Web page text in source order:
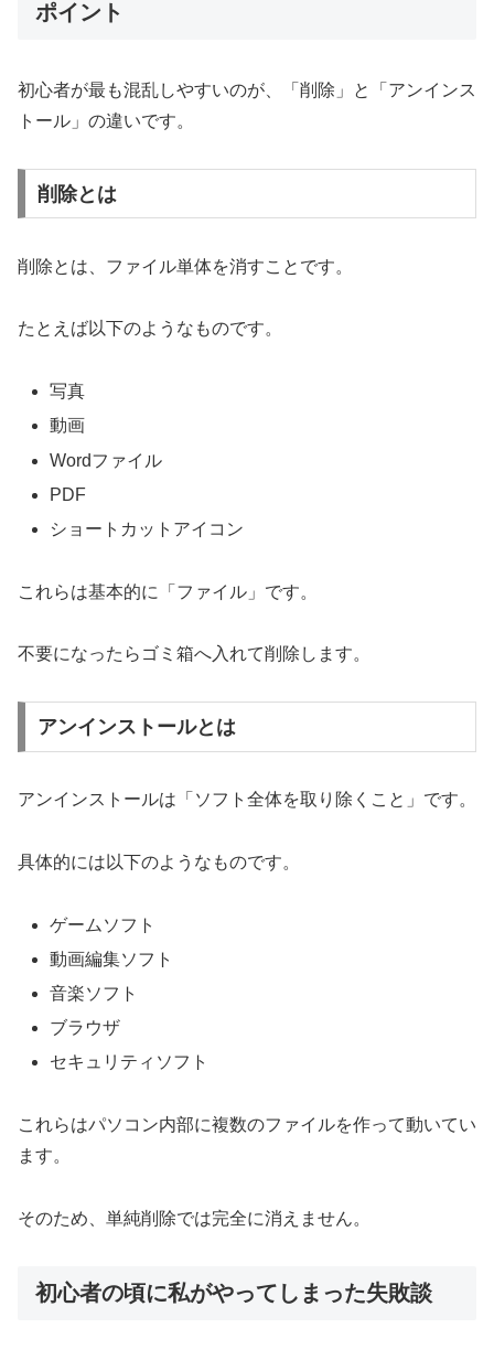
ポイント
初心者が最も混乱しやすいのが、「削除」と「アンインス
トール」の違いです。
削除とは
削除とは、ファイル単体を消すことです。
たとえば以下のようなものです。
写真
動画
Wordファイル
PDF
ショートカットアイコン
これらは基本的に「ファイル」です。
不要になったらゴミ箱へ入れて削除します。
アンインストールとは
アンインストールは「ソフト全体を取り除くこと」です。
具体的には以下のようなものです。
ゲームソフト
動画編集ソフト
音楽ソフト
ブラウザ
セキュリティソフト
これらはパソコン内部に複数のファイルを作って動いてい
ます。
そのため、単純削除では完全に消えません。
初心者の頃に私がやってしまった失敗談